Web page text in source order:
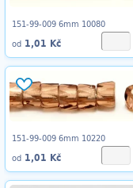
151-99-009 6mm 10080
od 1,01 Kč
151-99-009 6mm 10220
od 1,01 Kč